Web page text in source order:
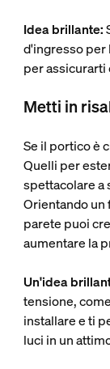
Idea brillante:
d'ingresso per
per assicurarti
Metti in
Se il portico è
Quelli per
spettacolare a
Orientando un
parete puoi
aumentare la
Un'idea
tensione,
installare e ti
luci in un